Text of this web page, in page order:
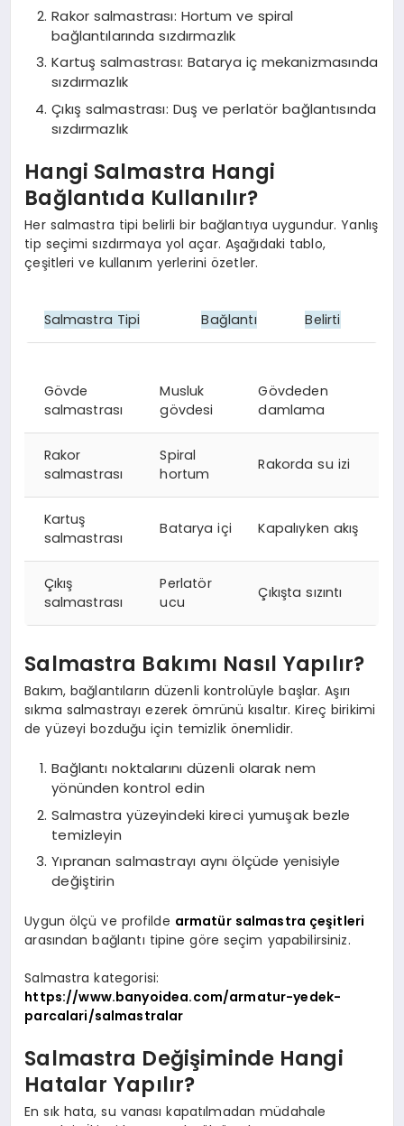
Rakor salmastrası: Hortum ve spiral
bağlantılarında sızdırmazlık
Kartuş salmastrası: Batarya iç mekanizmasında
sızdırmazlık
Çıkış salmastrası: Duş ve perlatör bağlantısında
sızdırmazlık
Hangi Salmastra Hangi
Bağlantıda Kullanılır?
Her salmastra tipi belirli bir bağlantıya uygundur. Yanlış
tip seçimi sızdırmaya yol açar. Aşağıdaki tablo,
çeşitleri ve kullanım yerlerini özetler.
Salmastra Tipi Bağlantı Belirti
Gövde
salmastrası
Musluk
gövdesi
Gövdeden
damlama
Rakor
salmastrası
Spiral
hortum
Rakorda su izi
Kartuş
salmastrası
Batarya içi Kapalıyken akış
Çıkış
salmastrası
Perlatör
ucu
Çıkışta sızıntı
Salmastra Bakımı Nasıl Yapılır?
Bakım, bağlantıların düzenli kontrolüyle başlar. Aşırı
sıkma salmastrayı ezerek ömrünü kısaltır. Kireç birikimi
de yüzeyi bozduğu için temizlik önemlidir.
Bağlantı noktalarını düzenli olarak nem
yönünden kontrol edin
Salmastra yüzeyindeki kireci yumuşak bezle
temizleyin
Yıpranan salmastrayı aynı ölçüde yenisiyle
değiştirin
Uygun ölçü ve profilde armatür salmastra çeşitleri
arasından bağlantı tipine göre seçim yapabilirsiniz.
Salmastra kategorisi:
https://www.banyoidea.com/armatur-yedek-
parcalari/salmastralar
Salmastra Değişiminde Hangi
Hatalar Yapılır?
En sık hata, su vanası kapatılmadan müdahale